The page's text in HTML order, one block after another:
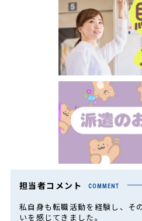
担当者コメント COMMENT
私自身も転職活動を経験し、そ
いを感じてきました。